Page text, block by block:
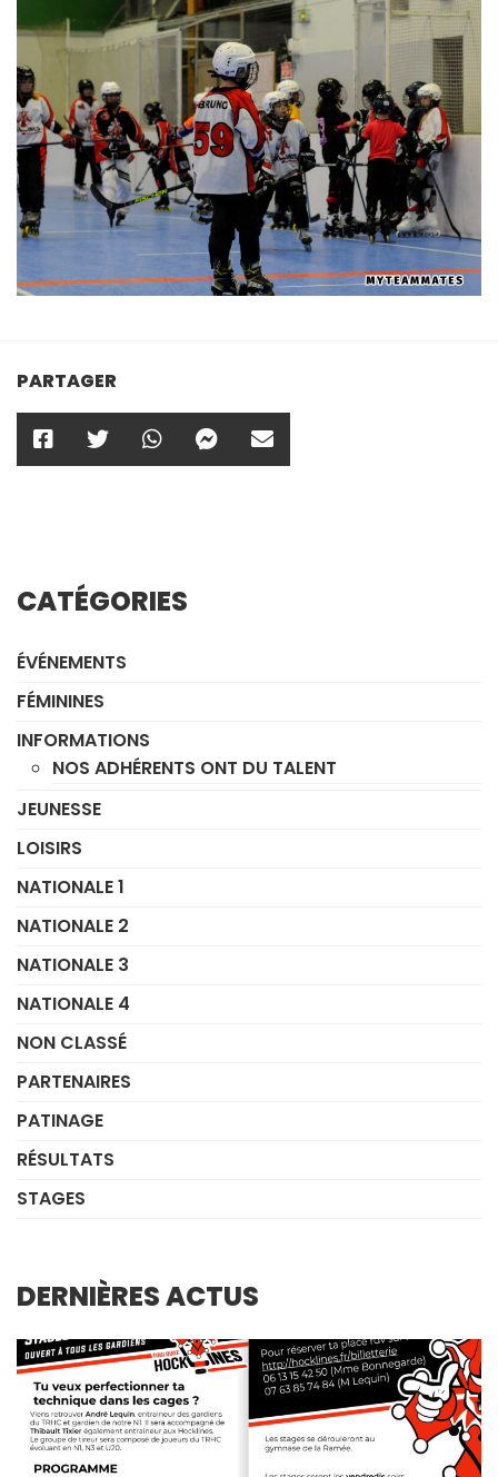
PARTAGER
CATÉGORIES
ÉVÉNEMENTS
FÉMININES
INFORMATIONS
NOS ADHÉRENTS ONT DU TALENT
JEUNESSE
LOISIRS
NATIONALE 1
NATIONALE 2
NATIONALE 3
NATIONALE 4
NON CLASSÉ
PARTENAIRES
PATINAGE
RÉSULTATS
STAGES
DERNIÈRES ACTUS